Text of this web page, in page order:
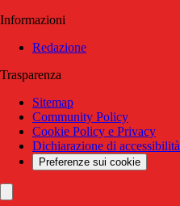
Informazioni
Redazione
Trasparenza
Sitemap
Community Policy
Cookie Policy e Privacy
Dichiarazione di accessibilità
Preferenze sui cookie